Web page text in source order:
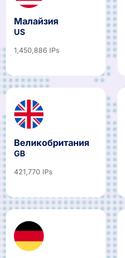
Малайзия
US
1,450,886 IPs
Великобритания
GB
421,770 IPs